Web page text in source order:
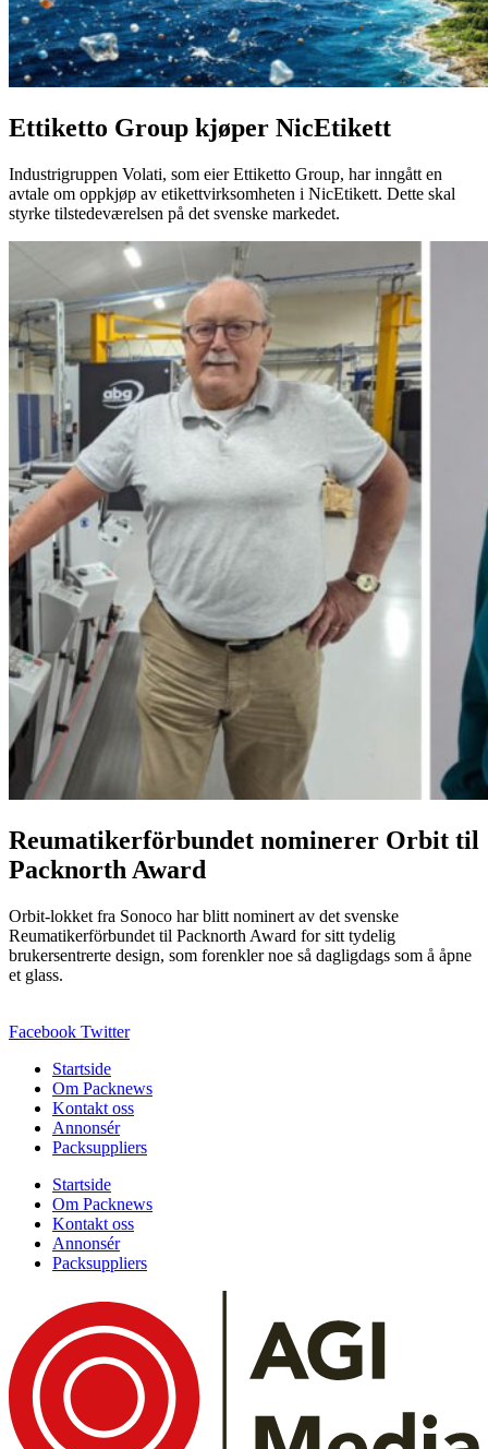
Ettiketto Group kjøper NicEtikett
Industrigruppen Volati, som eier Ettiketto Group, har inngått en
avtale om oppkjøp av etikettvirksomheten i NicEtikett. Dette skal
styrke tilstedeværelsen på det svenske markedet.
Reumatikerförbundet nominerer Orbit til
Packnorth Award
Orbit-lokket fra Sonoco har blitt nominert av det svenske
Reumatikerförbundet til Packnorth Award for sitt tydelig
brukersentrerte design, som forenkler noe så dagligdags som å åpne
et glass.
Facebook Twitter
Startside
Om Packnews
Kontakt oss
Annonsér
Packsuppliers
Startside
Om Packnews
Kontakt oss
Annonsér
Packsuppliers